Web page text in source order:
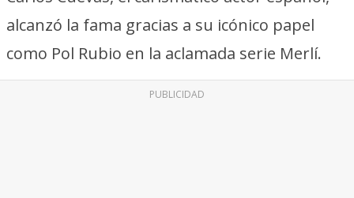
alcanzó la fama gracias a su icónico papel
como Pol Rubio en la aclamada serie Merlí.
PUBLICIDAD